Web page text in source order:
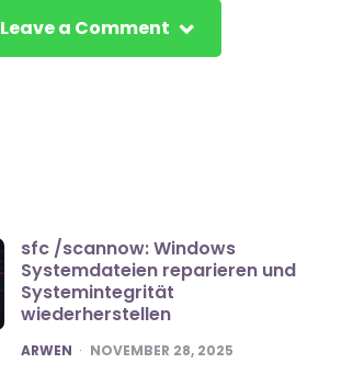
Leave a Comment
sfc /scannow: Windows
Systemdateien reparieren und
Systemintegrität
wiederherstellen
POSTED
ARWEN NOVEMBER 28, 2025